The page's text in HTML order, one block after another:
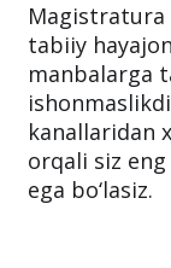
tabiiy
manbalarga
kanallaridan
orqali siz eng
ega bo‘lasiz.